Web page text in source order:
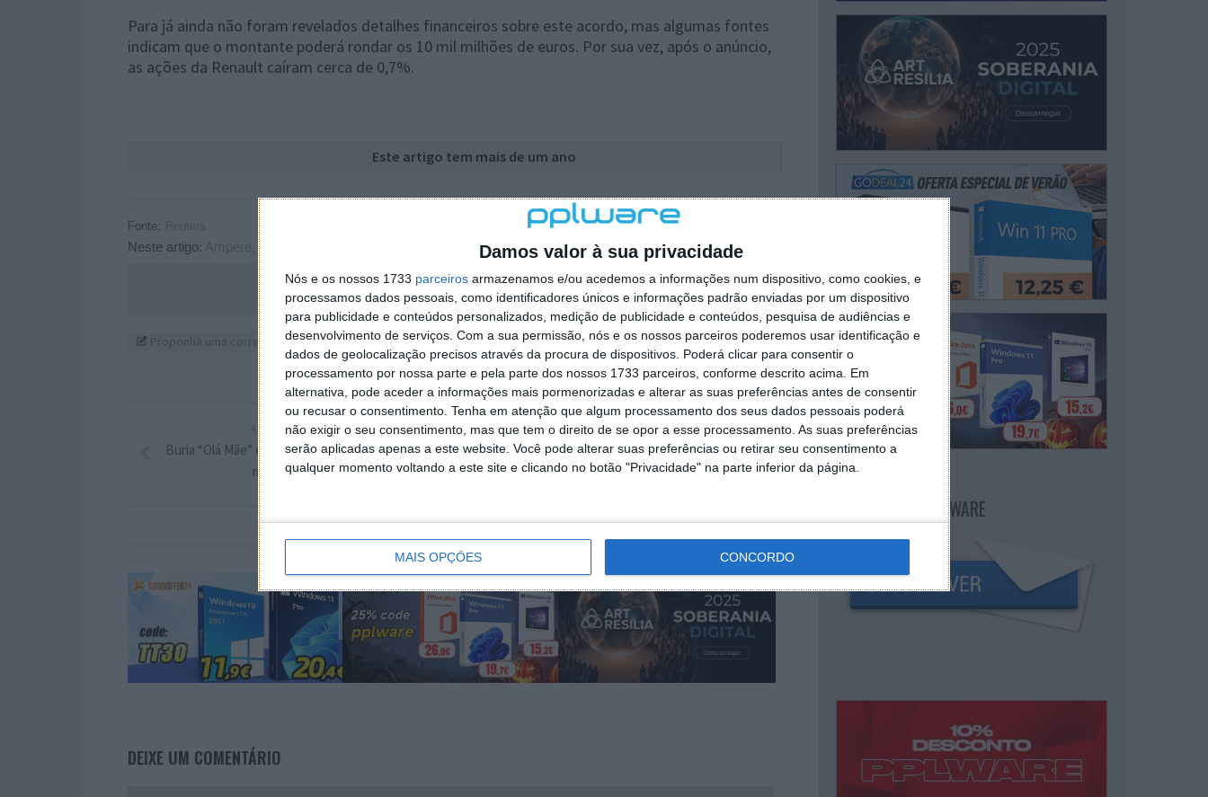
Damos valor à sua privacidade
Nós e os nossos 1733 parceiros armazenamos e/ou acedemos a informações num dispositivo, como cookies, e
processamos dados pessoais, como identificadores únicos e informações padrão enviadas por um dispositivo
para publicidade e conteúdos personalizados, medição de publicidade e conteúdos, pesquisa de audiências e
desenvolvimento de serviços. Com a sua permissão, nós e os nossos parceiros poderemos usar identificação e
dados de geolocalização precisos através da procura de dispositivos. Poderá clicar para consentir o
processamento por nossa parte e pela parte dos nossos 1733 parceiros, conforme descrito acima. Em
alternativa, pode aceder a informações mais pormenorizadas e alterar as suas preferências antes de consentir
ou recusar o consentimento. Tenha em atenção que algum processamento dos seus dados pessoais poderá
não exigir o seu consentimento, mas que tem o direito de se opor a esse processamento. As suas preferências
serão aplicadas apenas a este website. Você pode alterar suas preferências ou retirar seu consentimento a
qualquer momento voltando a este site e clicando no botão "Privacidade" na parte inferior da página.
MAIS OPÇÕES CONCORDO
Para já ainda não foram revelados detalhes financeiros sobre este acordo, mas algumas fontes
indicam que o montante poderá rondar os 10 mil milhões de euros. Por sua vez, após o anúncio,
as ações da Renault caíram cerca de 0,7%.
Este artigo tem mais de um ano
Fonte:
Neste artigo: carros elétricos Renault
Acompanhe o Pplware no Google Notícias
Proponha uma correção, faça uma sugestão Autor:Marisa Pinto
PRÓXIMO ARTIGO
TSMC: a gigante dos chips também tem queixas
de abuso por parte dos trabalhadores
ARTIGO ANTERIOR
Burla “Olá Mãe” e “Olá Pai” já rendeu cerca de 1
milhão de euros
DEIXE UM COMENTÁRIO
NEWSLETTER PPLWARE